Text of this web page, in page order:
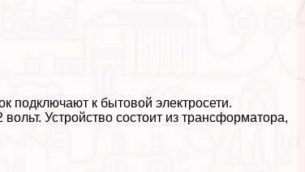
подключают к бытовой электросети.
Устройство состоит из трaнcформатора,